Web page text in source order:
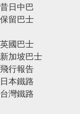
昔日中巴
保留巴士
英國巴士
新加坡巴士
飛行報告
日本鐵路
台灣鐵路